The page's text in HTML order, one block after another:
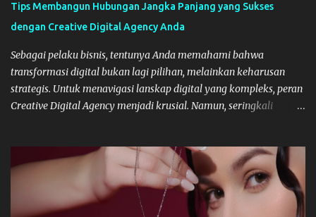
Tips Membangun Hubungan Jangka Panjang yang Sukses
dengan Creative Digital Agency Anda
Sebagai pelaku bisnis, tentunya Anda memahami bahwa
transformasi digital bukan lagi pilihan, melainkan keharusan
strategis. Untuk menavigasi lanskap digital yang kompleks, peran
Creative Digital Agency menjadi krusial. Namun, seringkali
membangun hubungan jangka panjang, layaknya membangun
tim internal yang solid. Hubungan yang stabil dan strategis
dengan agency dapat mengurangi biaya onboarding, memastikan
konsistensi brand, dan mengakselerasi ekspansi bisnis Anda.